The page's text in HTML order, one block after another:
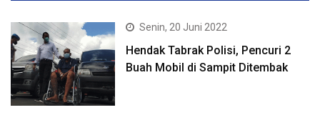
Senin, 20 Juni 2022
Hendak Tabrak Polisi, Pencuri 2
Buah Mobil di Sampit Ditembak